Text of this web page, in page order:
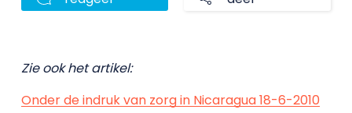
Zie ook het artikel:
Onder de indruk van zorg in Nicaragua 18-6-2010